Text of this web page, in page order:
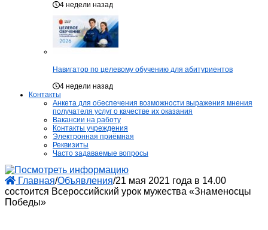
4 недели назад
Навигатор по целевому обучению для абитуриентов
4 недели назад
Контакты
Анкета для обеспечения возможности выражения мнения
получателя услуг о качестве их оказания
Вакансии на работу
Контакты учреждения
Электронная приёмная
Реквизиты
Часто задаваемые вопросы
Главная/Объявления/21 мая 2021 года в 14.00
состоится Всероссийский урок мужества «Знаменосцы
Победы»